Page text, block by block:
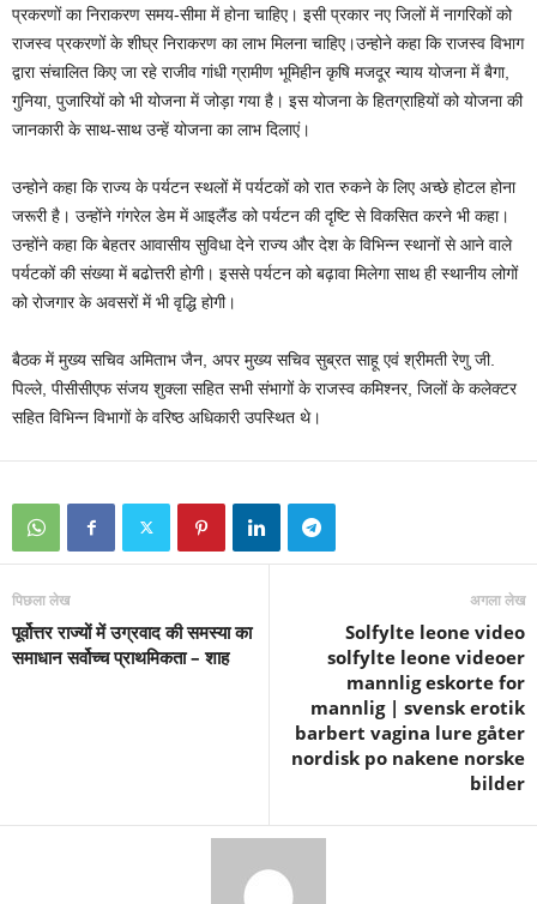
प्रकरणों का निराकरण समय-सीमा में होना चाहिए। इसी प्रकार नए जिलों में नागरिकों को
राजस्व प्रकरणों के शीघ्र निराकरण का लाभ मिलना चाहिए।उन्होने कहा कि राजस्व विभाग
द्वारा संचालित किए जा रहे राजीव गांधी ग्रामीण भूमिहीन कृषि मजदूर न्याय योजना में बैगा,
गुनिया, पुजारियों को भी योजना में जोड़ा गया है। इस योजना के हितग्राहियों को योजना की
जानकारी के साथ-साथ उन्हें योजना का लाभ दिलाएं।
उन्होने कहा कि राज्य के पर्यटन स्थलों में पर्यटकों को रात रुकने के लिए अच्छे होटल होना
जरूरी है। उन्होंने गंगरेल डेम में आइलैंड को पर्यटन की दृष्टि से विकसित करने भी कहा।
उन्होंने कहा कि बेहतर आवासीय सुविधा देने राज्य और देश के विभिन्न स्थानों से आने वाले
पर्यटकों की संख्या में बढोत्तरी होगी। इससे पर्यटन को बढ़ावा मिलेगा साथ ही स्थानीय लोगों
को रोजगार के अवसरों में भी वृद्धि होगी।
बैठक में मुख्य सचिव अमिताभ जैन, अपर मुख्य सचिव सुब्रत साहू एवं श्रीमती रेणु जी.
पिल्ले, पीसीसीएफ संजय शुक्ला सहित सभी संभागों के राजस्व कमिश्नर, जिलों के कलेक्टर
सहित विभिन्न विभागों के वरिष्ठ अधिकारी उपस्थित थे।
पिछला लेख
पूर्वोत्तर राज्यों में उग्रवाद की समस्या का
समाधान सर्वोच्च प्राथमिकता – शाह
अगला लेख
Solfylte leone video
solfylte leone videoer
mannlig eskorte for
mannlig | svensk erotik
barbert vagina lure gåter
nordisk po nakene norske
bilder